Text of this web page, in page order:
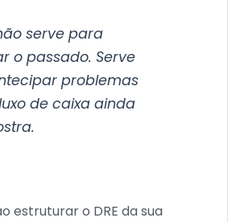
serve para
o passado. Serve
problemas
de caixa ainda
estruturar o DRE da sua